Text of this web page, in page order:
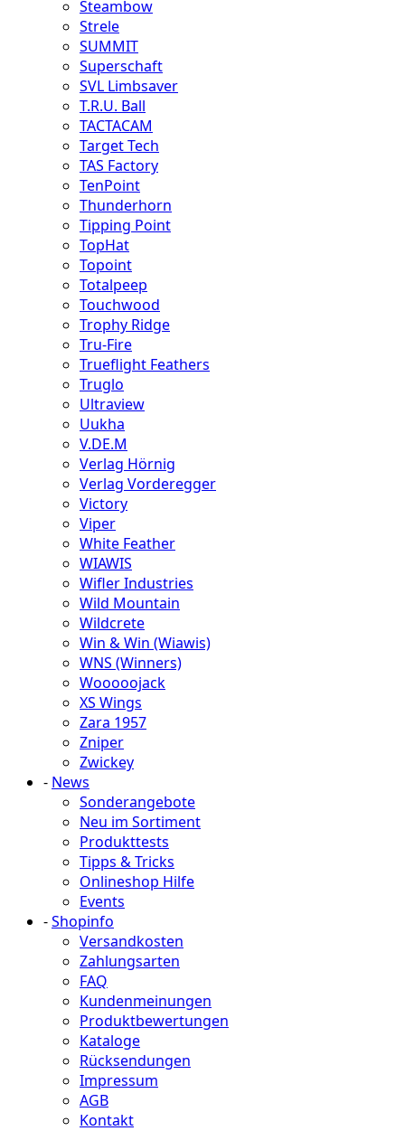
Steambow
Strele
SUMMIT
Superschaft
SVL Limbsaver
T.R.U. Ball
TACTACAM
Target Tech
TAS Factory
TenPoint
Thunderhorn
Tipping Point
TopHat
Topoint
Totalpeep
Touchwood
Trophy Ridge
Tru-Fire
Trueflight Feathers
Truglo
Ultraview
Uukha
V.DE.M
Verlag Hörnig
Verlag Vorderegger
Victory
Viper
White Feather
WIAWIS
Wifler Industries
Wild Mountain
Wildcrete
Win & Win (Wiawis)
WNS (Winners)
Wooooojack
XS Wings
Zara 1957
Zniper
Zwickey
- News
Sonderangebote
Neu im Sortiment
Produkttests
Tipps & Tricks
Onlineshop Hilfe
Events
-Shopinfo
Versandkosten
Zahlungsarten
FAQ
Kundenmeinungen
Produktbewertungen
Kataloge
Rücksendungen
Impressum
AGB
Kontakt